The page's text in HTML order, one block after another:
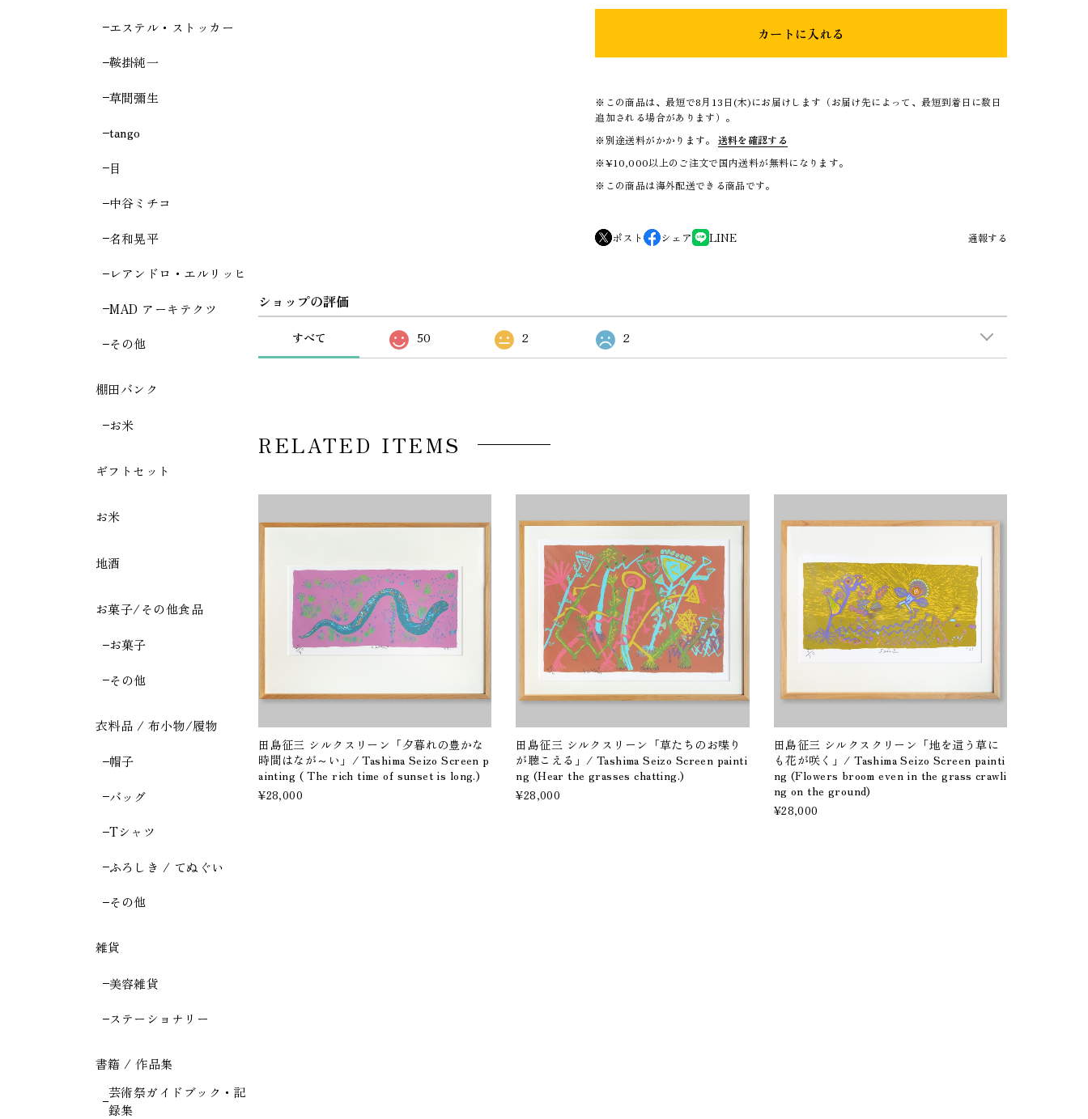
エステル・ストッカー
鞍掛純一
草間彌生
tango
目
中谷ミチコ
名和晃平
レアンドロ・エルリッヒ
MAD アーキテクツ
その他
棚田バンク
お米
ギフトセット
お米
地酒
お菓子/その他食品
お菓子
その他
衣料品 / 布小物/履物
帽子
バッグ
Tシャツ
ふろしき / てぬぐい
その他
雑貨
美容雑貨
ステーショナリー
書籍 / 作品集
芸術祭ガイドブック・記
録集
カートに入れる
※この商品は、最短で8月13日(木)にお届けします（お届け先によって、最短到着日に数日
追加される場合があります）。
※別途送料がかかります。
送料を確認する
※¥10,000以上のご注文で国内送料が無料になります。
※この商品は海外配送できる商品です。
ポスト シェア LINE 通報する
ショップの評価
すべて 50 2 2
RELATED ITEMS
田島征三 シルクスリーン「夕暮れの豊かな
時間はなが～い」/ Tashima Seizo Screen p
ainting ( The rich time of sunset is long.)
¥28,000
田島征三 シルクスリーン「草たちのお喋り
が聴こえる」/ Tashima Seizo Screen painti
ng (Hear the grasses chatting.)
¥28,000
田島征三 シルクスクリーン「地を這う草に
も花が咲く」/ Tashima Seizo Screen painti
ng (Flowers broom even in the grass crawli
ng on the ground)
¥28,000